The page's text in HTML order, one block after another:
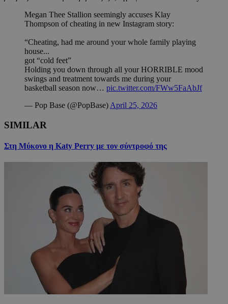
Megan Thee Stallion seemingly accuses Klay
Thompson of cheating in new Instagram story:
“Cheating, had me around your whole family playing
house...
got “cold feet”
Holding you down through all your HORRIBLE mood
swings and treatment towards me during your
basketball season now… pic.twitter.com/FWw5FaAbJf
— Pop Base (@PopBase)April 25, 2026
SIMILAR
Στη Μύκονο η Katy Perry με τον σύντροφό της